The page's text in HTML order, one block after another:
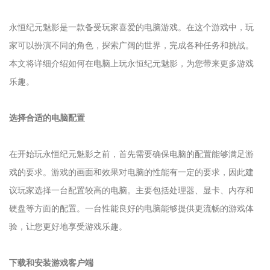
永恒纪元魅影是一款备受玩家喜爱的电脑游戏。在这个游戏中，玩
家可以扮演不同的角色，探索广阔的世界，完成各种任务和挑战。
本文将详细介绍如何在电脑上玩永恒纪元魅影，为您带来更多游戏
乐趣。
选择合适的电脑配置
在开始玩永恒纪元魅影之前，首先需要确保电脑的配置能够满足游
戏的要求。游戏的画面和效果对电脑的性能有一定的要求，因此建
议玩家选择一台配置较高的电脑。主要包括处理器、显卡、内存和
硬盘等方面的配置。一台性能良好的电脑能够提供更流畅的游戏体
验，让您更好地享受游戏乐趣。
下载和安装游戏客户端